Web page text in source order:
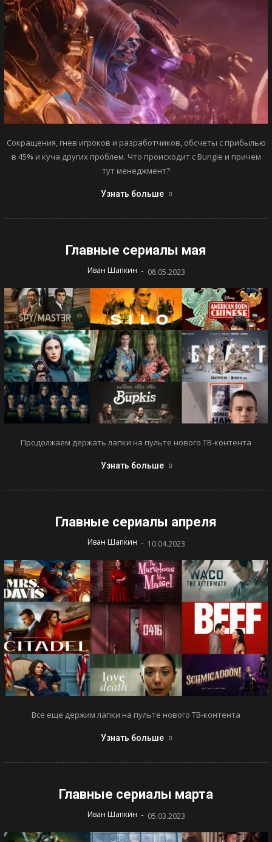
Сокращения, гнев игроков и разработчиков, обсчеты с прибылью
в 45% и куча других проблем. Что происходит с Bungie и причем
тут менеджмент?
Узнать больше
Главные сериалы мая
Иван Шапкин - 08.05.2023
Продолжаем держать лапки на пульте нового ТВ-контента
Узнать больше
Главные сериалы апреля
Иван Шапкин - 10.04.2023
Все еще держим лапки на пульте нового ТВ-контента
Узнать больше
Главные сериалы марта
Иван Шапкин - 05.03.2023